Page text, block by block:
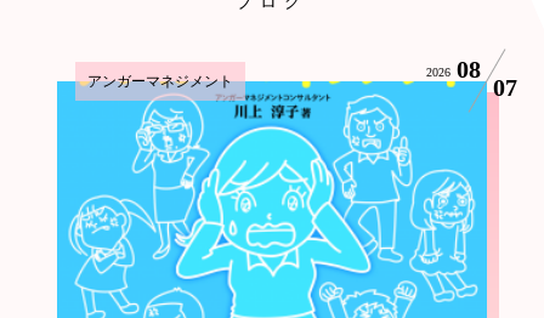
アンガーマネジメント 2026 08
07